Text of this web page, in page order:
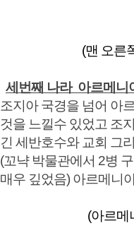
(맨 오른쪽 건물의
세번째 나라 아르메니
조지아 국경을 넘어 아
것을 느낄수 있었고 조
긴 세반호수와 교회 그
(꼬냑 박물관에서 2병
매우 깊었음) 아르메니
(아르메니아 꼬냑